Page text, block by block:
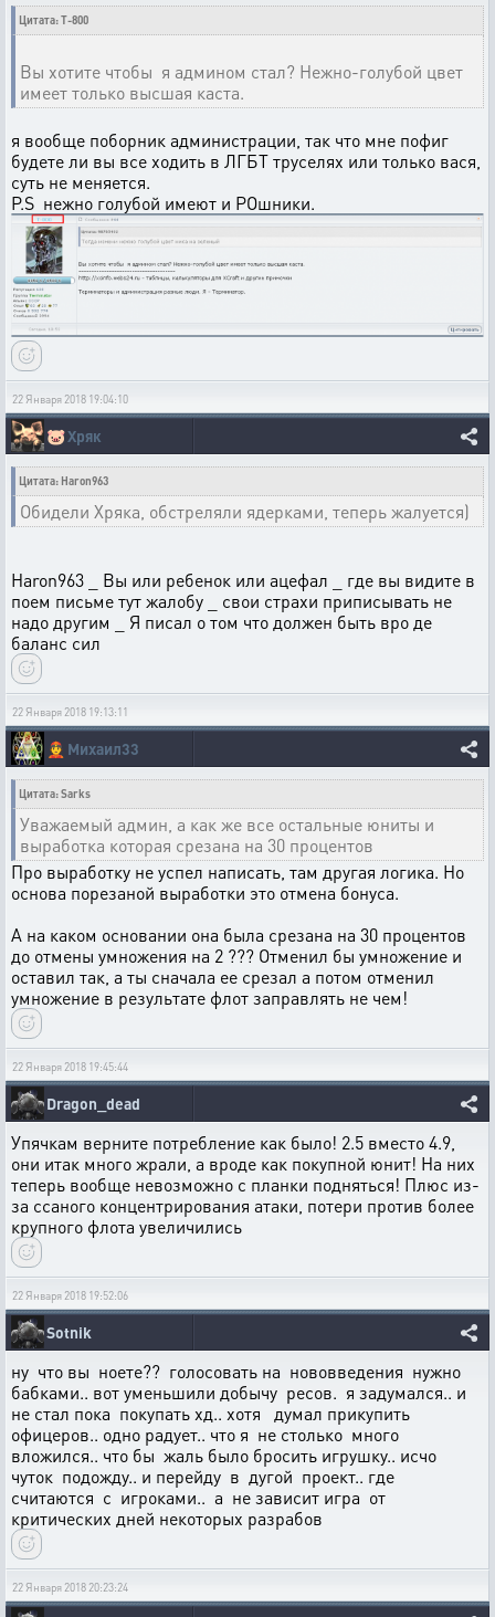
Цитата: T-800
Вы хотите чтобы я админом стал? Нежно-голубой цвет
имеет только высшая каста.
я вообще поборник администрации, так что мне пофиг
будете ли вы все ходить в ЛГБТ труселях или только вася,
суть не меняется.
P.S нежно голубой имеют и РОшники.
22 Января 2018 19:04:10
🐷Хряк
Цитата: Haron963
Обидели Хряка, обстреляли ядерками, теперь жалуется)
Haron963 _ Вы или ребенок или ацефал _ где вы видите в
поем письме тут жалобу _ свои страхи приписывать не
надо другим _ Я писал о том что должен быть вро де
баланс сил
22 Января 2018 19:13:11
👲 Михаил33
Цитата: Sarks
Уважаемый админ, а как же все остальные юниты и
выработка которая срезана на 30 процентов
Про выработку не успел написать, там другая логика. Но
основа порезаной выработки это отмена бонуса.
А на каком основании она была срезана на 30 процентов
до отмены умножения на 2 ??? Отменил бы умножение и
оставил так, а ты сначала ее срезал а потом отменил
умножение в результате флот заправлять не чем!
22 Января 2018 19:45:44
Dragon_dead
Упячкам верните потребление как было! 2.5 вместо 4.9,
они итак много жрали, а вроде как покупной юнит! На них
теперь вообще невозможно с планки подняться! Плюс из-
за ссаного концентрирования атаки, потери против более
крупного флота увеличились
22 Января 2018 19:52:06
Sotnik
ну что вы ноете?? голосовать на нововведения нужно
бабками.. вот уменьшили добычу ресов. я задумался.. и
не стал пока покупать хд.. хотя думал прикупить
офицеров.. одно радует.. что я не столько много
вложился.. что бы жаль было бросить игрушку.. исчо
чуток подожду.. и перейду в дугой проект.. где
считаются с игроками.. а не зависит игра от
критических дней некоторых разрабов
22 Января 2018 20:23:24